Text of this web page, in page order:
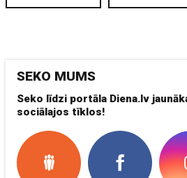
SEKO MUMS
Seko līdzi portāla Diena.lv
sociālajos tīklos!